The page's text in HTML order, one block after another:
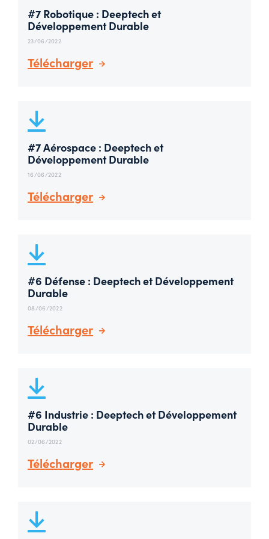
#7 Robotique : Deeptech et
Développement Durable
23/06/2022
Télécharger
#7 Aérospace : Deeptech et
Développement Durable
16/06/2022
Télécharger
#6 Défense : Deeptech et Développement
Durable
08/06/2022
Télécharger
#6 Industrie : Deeptech et Développement
Durable
02/06/2022
Télécharger